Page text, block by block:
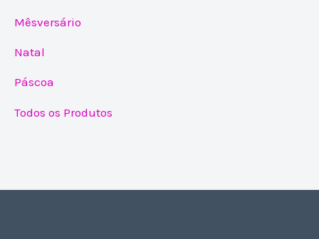
Mêsversário
Natal
Páscoa
Todos os Produtos